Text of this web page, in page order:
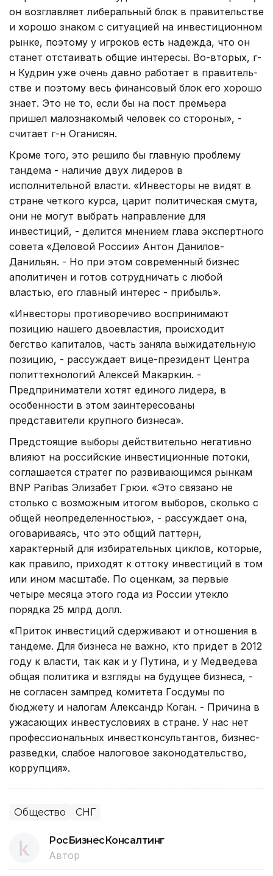
он возглавляет либеральный блок в правительстве
и хорошо знаком с ситуацией на инвестиционном
рынке, поэтому у игроков есть надежда, что он
станет отстаивать общие интересы. Во-вторых, г-
н Кудрин уже очень давно работает в правитель­
стве и поэтому весь финансовый блок его хорошо
знает. Это не то, если бы на пост премьера
пришел малознакомый человек со стороны», -
считает г-н Оганисян.
Кроме того, это решило бы главную проблему
тандема - наличие двух лидеров в
исполнительной власти. «Инвесторы не видят в
стране четкого курса, царит политическая смута,
они не могут выбрать направление для
инвестиций, - делится мнением глава экспертного
совета «Деловой России» Антон Данилов-
Данильян. - Но при этом современный бизнес
аполитичен и готов сотрудничать с любой
властью, его главный интерес - прибыль».
«Инвесторы противоречиво воспринимают
позицию нашего двоевластия, происходит
бегство капиталов, часть заняла выжидательную
позицию, - рассуждает вице-президент Центра
политтехнологий Алексей Макаркин. -
Предприниматели хотят единого лидера, в
особенности в этом заинтересованы
представители крупного бизнеса».
Предстоящие выборы действительно негативно
влияют на российские инвестиционные потоки,
соглашается стратег по развивающимся рынкам
BNP Paribas Элизабет Грюи. «Это связано не
столько с возможным итогом выборов, сколько с
общей неопределенностью», - рассуждает она,
оговариваясь, что это общий паттерн,
характерный для избирательных циклов, которые,
как правило, приходят к оттоку инвестиций в том
или ином масштабе. По оценкам, за первые
четыре месяца этого года из России утекло
порядка 25 млрд долл.
«Приток инвестиций сдерживают и отношения в
тандеме. Для бизнеса не важно, кто придет в 2012
году к власти, так как и у Путина, и у Медведева
общая политика и взгляды на будущее бизнеса, -
не согласен зампред комитета Госдумы по
бюджету и налогам Александр Коган. - Причина в
ужасающих инвестусловиях в стране. У нас нет
профессиональных инвестконсультантов, бизнес-
разведки, слабое налоговое законодательство,
коррупция».
Общество СНГ
РосБизнесКонсалтинг
Автор